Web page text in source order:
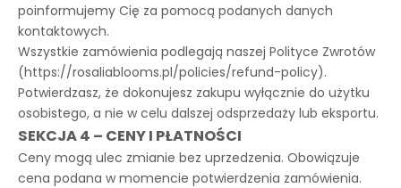
poinformujemy Cię za pomocą podanych danych
kontaktowych.
Wszystkie zamówienia podlegają naszej Polityce Zwrotów
(https://rosaliablooms.pl/policies/refund-policy).
Potwierdzasz, że dokonujesz zakupu wyłącznie do użytku
osobistego, a nie w celu dalszej odsprzedaży lub eksportu.
SEKCJA 4 – CENY I PŁATNOŚCI
Ceny mogą ulec zmianie bez uprzedzenia. Obowiązuje
cena podana w momencie potwierdzenia zamówienia.